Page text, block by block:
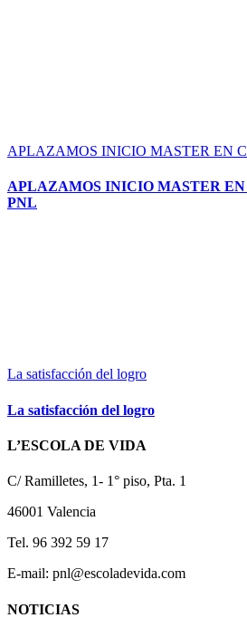
APLAZAMOS INICIO MASTER EN
APLAZAMOS INICIO MASTER
PNL
La satisfacción del logro
La satisfacción del logro
L’ESCOLA DE VIDA
C/ Ramilletes, 1- 1° piso, Pta. 1
46001 Valencia
Tel. 96 392 59 17
E-mail: pnl@escoladevida.com
NOTICIAS